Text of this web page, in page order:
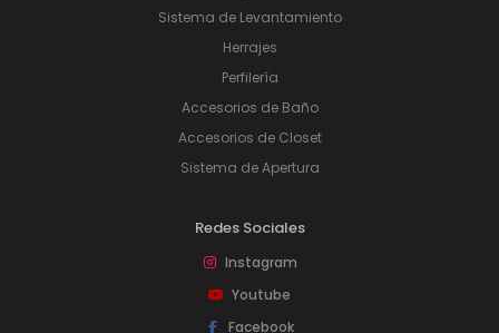
Sistema de Levantamiento
Herrajes
Perfilería
Accesorios de Baño
Accesorios de Closet
Sistema de Apertura
Redes Sociales
Instagram
Youtube
Facebook